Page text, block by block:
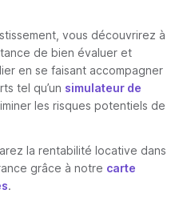
vous découvrirez à
de bien évaluer et
en se faisant accompagner
tel qu’un simulateur de
les risques potentiels de
la rentabilité locative dans
grâce à notre carte
.